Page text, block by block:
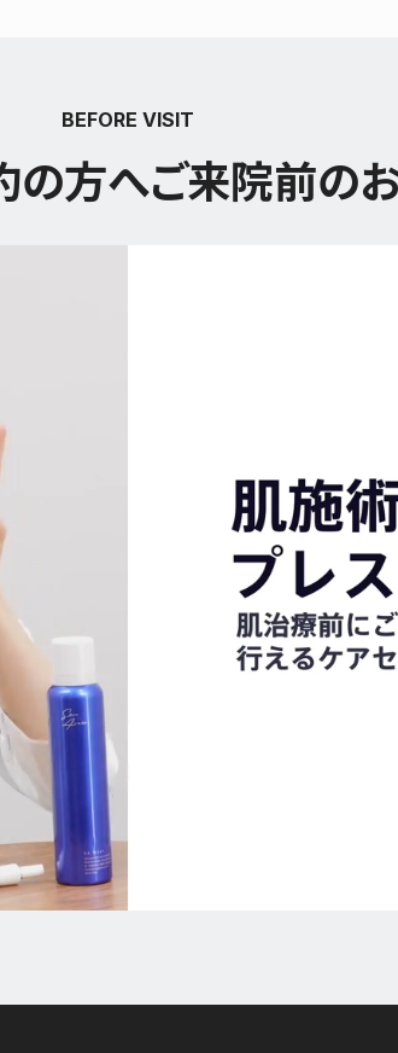
BEFORE VISIT
の方へご来院前の